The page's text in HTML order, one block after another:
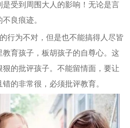
受到周围大人的影响！无论是言
良痕迹。
行为不对，但是也不能搞得人尽皆
育孩子，板胡孩子的自尊心。这
的批评孩子。不能留情面，要让
的非常很，必须批评教育。